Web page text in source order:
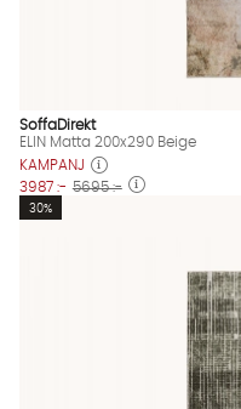
SoffaDirekt
ELIN Matta 200x290 Beige
KAMPANJ
3987 :- 5695 :-
30%